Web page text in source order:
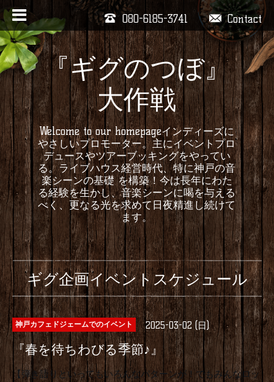
Contact
080-6185-3741
『ギグのつぼ』
大作戦
Welcome to our homepageインディーズに
やさしいプロモーター。主にイベントプロ
デュースやツアーブッキングをやってい
る。ライブハウス経営時代、特に神戸の音
楽シーンの基礎 を構築！今は長年にわた
る経験を生かし、音楽シーンに喝を与える
べく、更なる光を求めて日夜精進し続けて
ます。
ギグ企画イベントスケジュール
神戸カフェドジェームでのイベント 2025-03-02 (日)
『春を待ちわびる季節♪』
【弾き語りといってもいろんなパターンが！でもみんなロッ